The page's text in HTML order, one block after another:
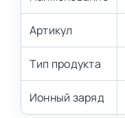
Артикул
Тип продукта
Ионный заряд